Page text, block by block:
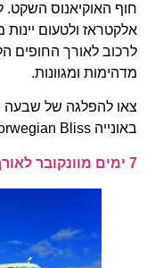
חוף האוקיאנוס השקט.
אלקטראז ולטעום יינות
לרכוב לאורך החופים
מדהימות ומגוונות.
צאו להפלגה של שבעה
באונייה Norwegian Bliss, אחת האוניות החדשות של החברה.